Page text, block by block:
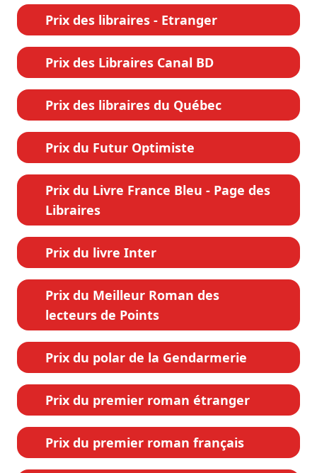
Prix des libraires - Etranger
Prix des Libraires Canal BD
Prix des libraires du Québec
Prix du Futur Optimiste
Prix du Livre France Bleu - Page des
Libraires
Prix du livre Inter
Prix du Meilleur Roman des
lecteurs de Points
Prix du polar de la Gendarmerie
Prix du premier roman étranger
Prix du premier roman français